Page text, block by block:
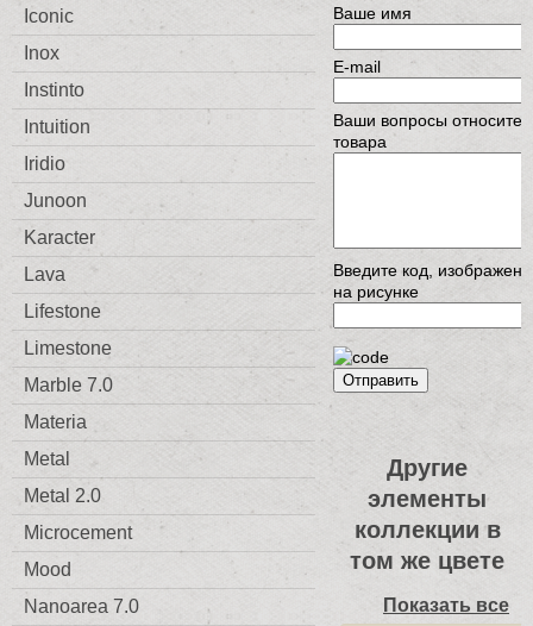
Iconic
Inox
Instinto
Intuition
Iridio
Junoon
Karacter
Lava
Lifestone
Limestone
Marble 7.0
Materia
Metal
Metal 2.0
Microcement
Mood
Nanoarea 7.0
Ваше имя
E-mail
Ваши вопросы
товара
Введите код,
на рисунке
Отправить
Другие
элементы
коллекции в
том же цвете
Показать все